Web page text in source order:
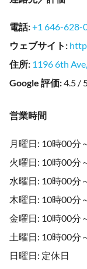
電話:+1 646-628-
ウェブサイト :
住所: 1196 6th
Google 評価:4.5 /
営業時間
月曜日: 10時00分
火曜日: 10時00分
水曜日: 10時00分
木曜日: 10時00分
金曜日: 10時00分
土曜日: 10時00分
日曜日: 定休日